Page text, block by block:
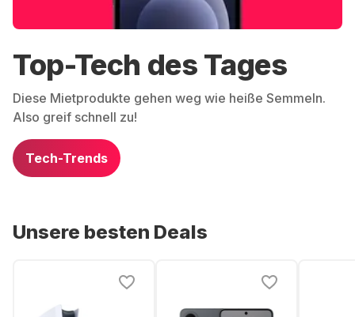
Top-Tech des Tages
Diese Mietprodukte gehen weg wie heiße Semmeln.
Also greif schnell zu!
Tech-Trends
Unsere besten Deals